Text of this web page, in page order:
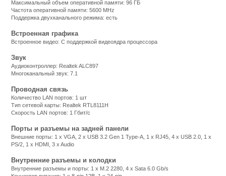
Максимальный объем оперативной памяти: 96 ГБ
Частота оперативной памяти: 5600 MHz
Поддержка двухканального режима: есть
Встроенная графика
Встроенное видео: С поддержкой видеоядра процессора
Звук
Аудиоконтроллер: Realtek ALC897
Многоканальный звук: 7.1
Проводная связь
Количество LAN портов: 1 шт
Тип сетевой карты: Realtek RTL8111H
Скорость LAN портов: 1 Гбит/с
Порты и разъемы на задней панели
Внешние порты: 1 x VGA, 2 x USB 3.2 Gen 1 Type-A, 1 x RJ45, 4 x USB 2.0, 1 x
PS/2, 1 x HDMI, 3 x Audio
Внутренние разъемы и колодки
Внутренние разъемы и порты: 1 x M.2 2280, 4 x Sata 6.0 Gb/s